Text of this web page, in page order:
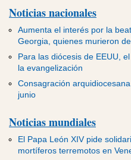
Noticias nacionales
Aumenta el interés por la
Georgia, quienes murieron
Para las diócesis de EEUU,
la evangelización
Consagración
junio
Noticias mundiales
El Papa León XIV pide
mortíferos terremotos en